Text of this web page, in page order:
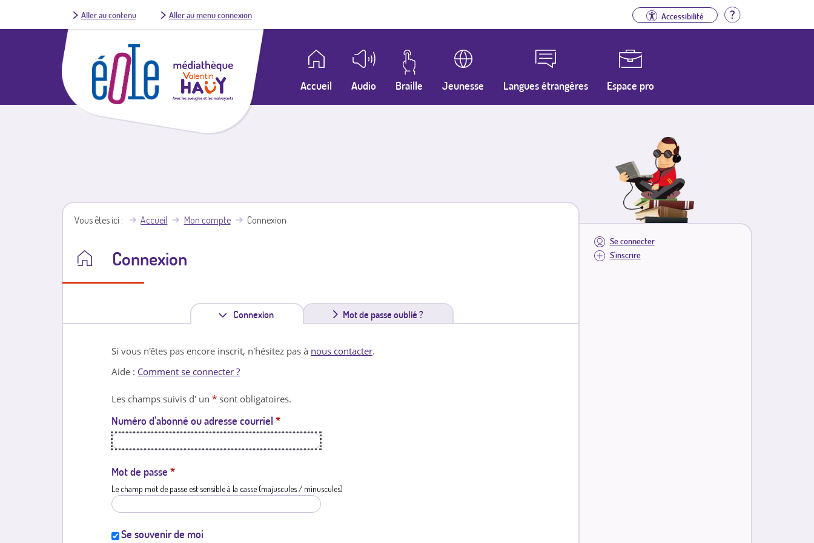
Aller au contenu Aller au menu connexion Accessibilité Aide
Accueil Audio Braille Jeunesse Langues étrangères Espace pro
Se connecter
S'inscrire
Vous êtes ici Accueil Mon compte Connexion
Connexion
Connexion
n
l
e
Mot de passe oublié ?
Si vous n'êtes pas encore inscrit, n'hésitez pas à nous contacter.
Aide : Comment se connecter ?
Les champs suivis d' un * sont obligatoires.
Numéro d'abonné ou adresse courriel *
Mot de passe *
Le champ mot de passe est sensible à la casse (majuscules / minuscules)
Se souvenir de moi